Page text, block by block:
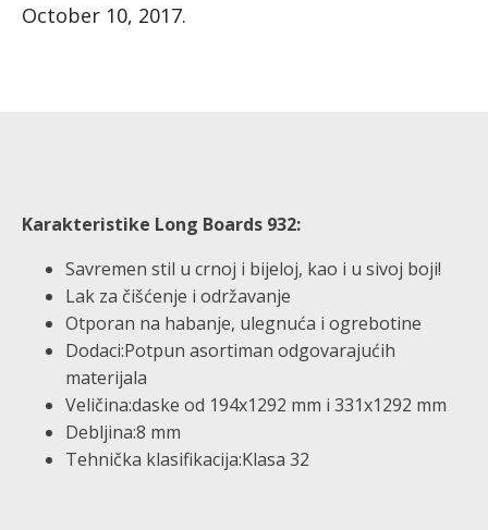
October 10, 2017.
Karakteristike Long Boards 932:
Savremen stil u crnoj i bijeloj, kao i u sivoj boji!
Lak za čišćenje i održavanje
Otporan na habanje, ulegnuća i ogrebotine
Dodaci:Potpun asortiman odgovarajućih
materijala
Veličina:daske od 194x1292 mm i 331x1292 mm
Debljina:8 mm
Tehnička klasifikacija:Klasa 32